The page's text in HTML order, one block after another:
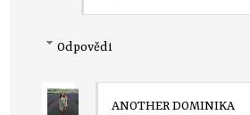
Odpovědi
ANOTHER DOMINIKA